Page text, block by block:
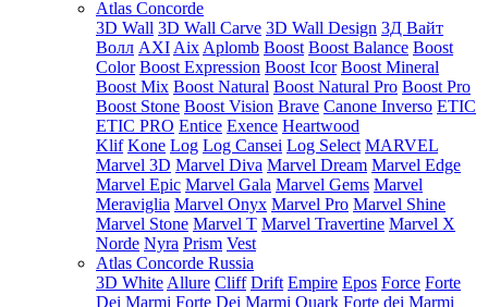
Atlas Concorde
3D Wall 3D Wall Carve 3D Wall Design 3Д Вайт
Волл AXI Aix Aplomb Boost Boost Balance Boost
Color Boost Expression Boost Icor Boost Mineral
Boost Mix Boost Natural Boost Natural Pro Boost Pro
Boost Stone Boost Vision Brave Canone Inverso ETIC
ETIC PRO Entice Exence Heartwood
Klif Kone Log Log Cansei Log Select MARVEL
Marvel 3D Marvel Diva Marvel Dream Marvel Edge
Marvel Epic Marvel Gala Marvel Gems Marvel
Meraviglia Marvel Onyx Marvel Pro Marvel Shine
Marvel Stone Marvel T Marvel Travertine Marvel X
Norde Nyra Prism Vest
Atlas Concorde Russia
3D White Allure Cliff Drift Empire Epos Force Forte
Dei Marmi Forte Dei Marmi Quark Forte dei Marmi